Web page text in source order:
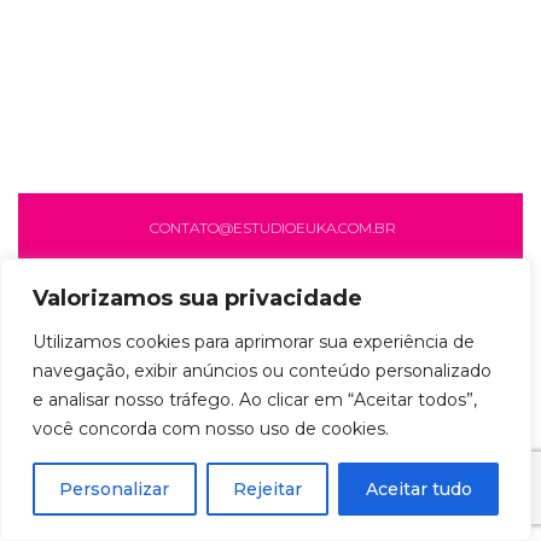
Valorizamos sua privacidade
Utilizamos cookies para aprimorar sua experiência de
navegação, exibir anúncios ou conteúdo personalizado
e analisar nosso tráfego. Ao clicar em “Aceitar todos”,
você concorda com nosso uso de cookies.
Personalizar Rejeitar Aceitar tudo
CONTATO@ESTUDIOEUKA.COM.BR